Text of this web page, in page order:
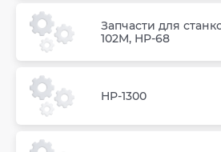
Запчасти для
102M, HP-68
HP-1300